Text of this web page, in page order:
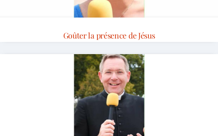
Goûter la présence de Jésus